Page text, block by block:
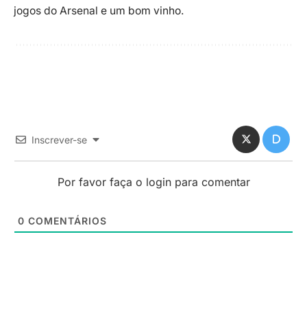
jogos do Arsenal e um bom vinho.
Inscrever-se
Por favor faça o login para comentar
0 COMENTÁRIOS